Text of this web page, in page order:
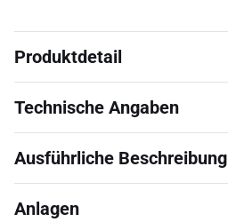
Produktdetail
Technische Angaben
Ausführliche Beschreibung
Anlagen